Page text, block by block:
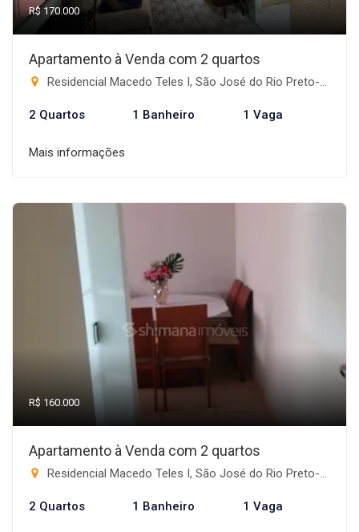
R$ 170.000
Apartamento à Venda com 2 quartos
Residencial Macedo Teles I, São José do Rio Preto-SP
2 Quartos 1 Banheiro 1 Vaga
Mais informações
R$ 160.000
Apartamento à Venda com 2 quartos
Residencial Macedo Teles I, São José do Rio Preto-SP
2 Quartos 1 Banheiro 1 Vaga